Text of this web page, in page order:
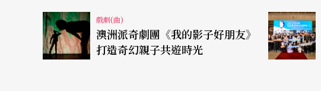
戲劇(曲)
澳洲派奇劇團《我的影子好朋友》
打造奇幻親子共遊時光